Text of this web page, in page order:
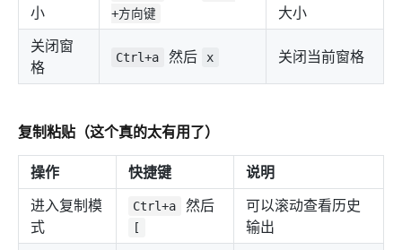
小
+方向键
大小
关闭窗
格
Ctrl+a 然后 x 关闭当前窗格
复制粘贴（这个真的太有用了）
操作 快捷键
说明
进入复制模
式
Ctrl+a 然后
[
可以滚动查看历史
输出